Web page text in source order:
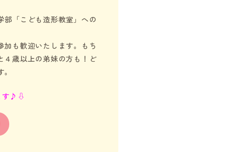
「こども造形教室」への
も歓迎いたします。もち
４歳以上の弟妹の方も！ど
す♪⇩